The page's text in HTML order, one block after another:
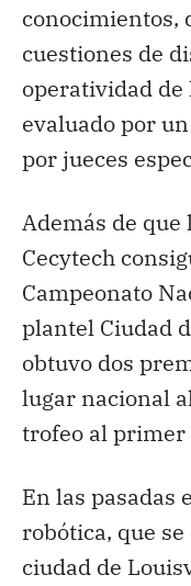
conocimientos,
cuestiones de
operatividad de
evaluado por
por jueces
Además de que
Cecytech
Campeonato
plantel Ciudad
obtuvo dos
lugar nacional
trofeo al primer
En las pasadas
robótica, que
ciudad de